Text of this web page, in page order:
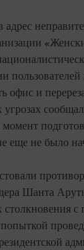
адрес
пользователей
офис и
еще не было
Шанта
столкновения